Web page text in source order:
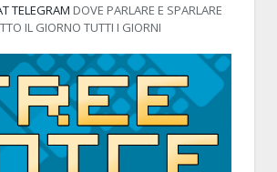
TELEGRAM DOVE PARLARE E SPARLARE
IL GIORNO TUTTI I GIORNI